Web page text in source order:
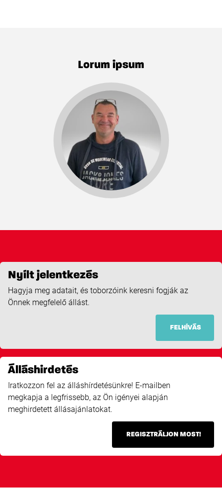
Lorum ipsum
Nyílt jelentkezés
Hagyja meg adatait, és toborzóink keresni fogják az
Önnek megfelelő állást.
FELHÍVÁS
Álláshirdetés
Iratkozzon fel az álláshírdetésünkre! E-mailben
megkapja a legfrissebb, az Ön igényei alapján
meghirdetett állásajánlatokat.
REGISZTRÁLJON MOST!